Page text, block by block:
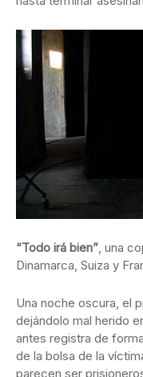
“Todo irá bien”, una
Dinamarca, Suiza y
Una noche oscura, el
dejándolo mal herido
antes registra de
de la bolsa de la
parecen ser